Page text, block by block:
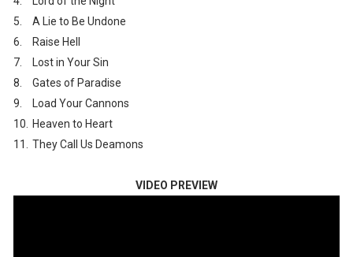
5.
A Lie to Be Undone
6.
Raise Hell
7.
Lost in Your Sin
8.
Gates of Paradise
9.
Load Your Cannons
10.
Heaven to Heart
11.
They Call Us Deamons
VIDEO PREVIEW